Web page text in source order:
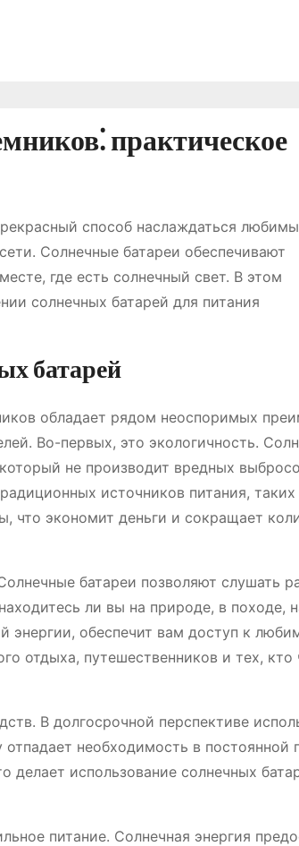
практическое
способ наслаждаться
Солнечные батареи обеспечивают
где есть солнечный свет. В этом
солнечных батарей для питания
батарей
обладает рядом неоспоримых
Во-первых, это экологичность.
не производит вредных
источников питания, таких
что экономит деньги и сокращает
батареи позволяют слушать
ли вы на природе, в походе,
энергии, обеспечит вам доступ к
отдыха, путешественников и тех, кто
В долгосрочной перспективе
необходимость в постоянной
делает использование солнечных
питание. Солнечная энергия